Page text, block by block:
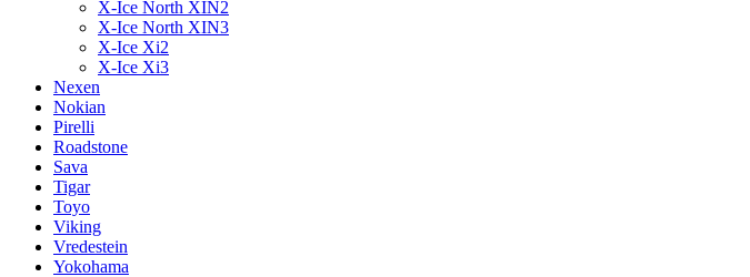
X-Ice North XIN2
X-Ice North XIN3
X-Ice Xi2
X-Ice Xi3
Nexen
Nokian
Pirelli
Roadstone
Sava
Tigar
Toyo
Viking
Vredestein
Yokohama